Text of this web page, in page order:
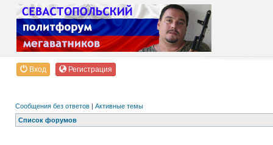
Вход Регистрация
Сообщения без ответов | Активные темы
Список форумов